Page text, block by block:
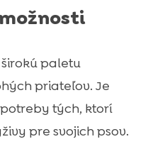
paletu
priateľov. Je
tých, ktorí
pre svojich psov.